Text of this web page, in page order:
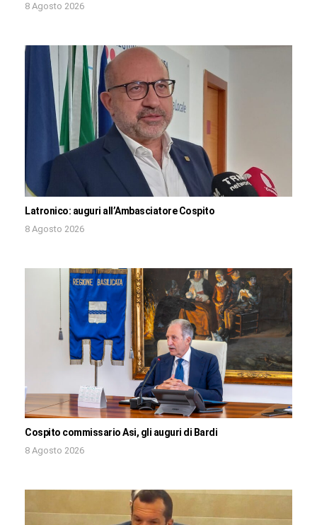
8 Agosto 2026
Latronico: auguri all’Ambasciatore Cospito
8 Agosto 2026
Cospito commissario Asi, gli auguri di Bardi
8 Agosto 2026